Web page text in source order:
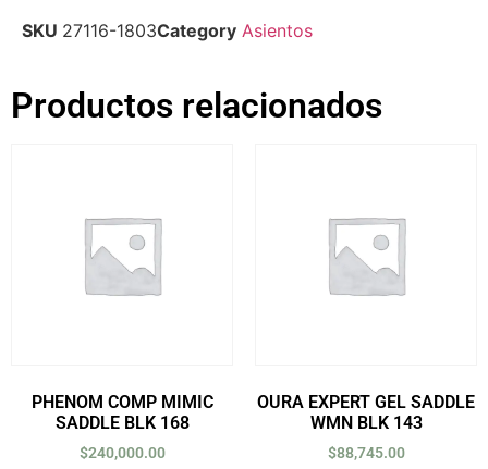
SKU 27116-1803Category Asientos
Productos relacionados
PHENOM COMP MIMIC
SADDLE BLK 168
$240,000.00
OURA EXPERT GEL SADDLE
WMN BLK 143
$88,745.00